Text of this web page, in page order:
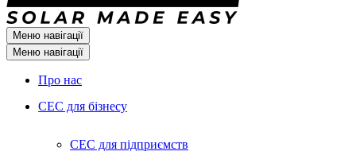
Меню навігації
Меню навігації
Про нас
СЕС для бізнесу
СЕС для підприємств